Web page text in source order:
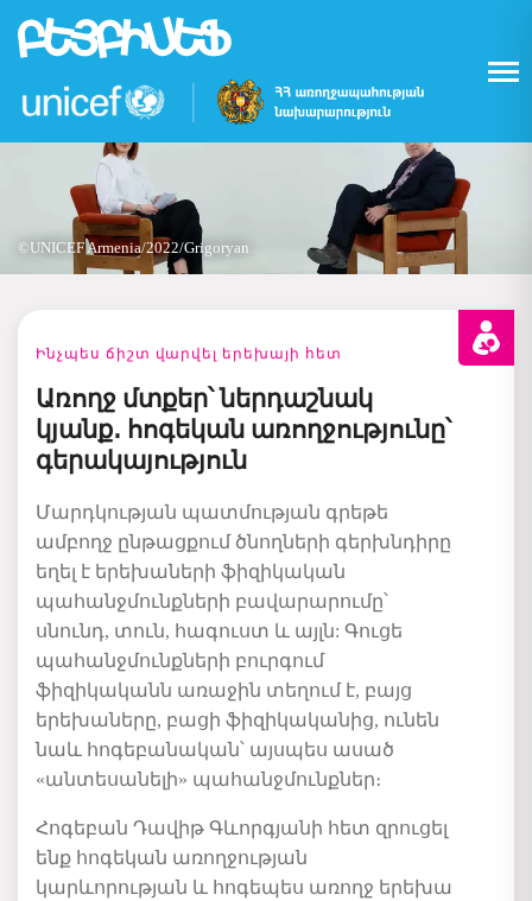
Skip
©UNICEF Armenia/2022/Grigoryan
Ինչպես ճիշտ վարվել երեխայի հետ
Առողջ մտքեր՝ ներդաշնակ
կյանք․ հոգեկան առողջությունը՝
գերակայություն
Մարդկության պատմության գրեթե
ամբողջ ընթացքում ծնողների գերխնդիրը
եղել է երեխաների ֆիզիկական
պահանջմունքների բավարարումը՝
սնունդ, տուն, հագուստ և այլն: Գուցե
պահանջմունքների բուրգում
ֆիզիկականն առաջին տեղում է, բայց
երեխաները, բացի ֆիզիկականից, ունեն
նաև հոգեբանական՝ այսպես ասած
«անտեսանելի» պահանջմունքներ։
Հոգեբան Դավիթ Գևորգյանի հետ զրուցել
ենք հոգեկան առողջության
կարևորության և հոգեպես առողջ երեխա